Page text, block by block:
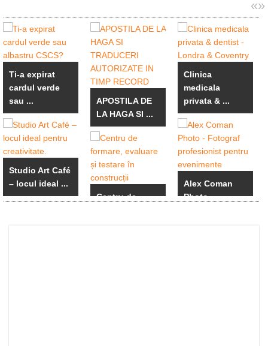
«»
Ti-a expirat
cardul verde
sau ...
Studio Art Café
– locul ideal ...
APOSTILA DE
LA HAGA SI ...
Centru de
Clinica
medicala
privata & ...
Alex Coman
Photo -